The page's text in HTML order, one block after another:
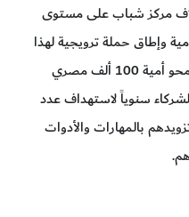
مركز شباب على مستوى
وإطاق حملة ترويجية لهذا
المشروع خلال عامي 2015 و 2016 لمحو أمية 100 ألف مصري
سنوياً لاستهداف عدد
بالمهارات والأدوات